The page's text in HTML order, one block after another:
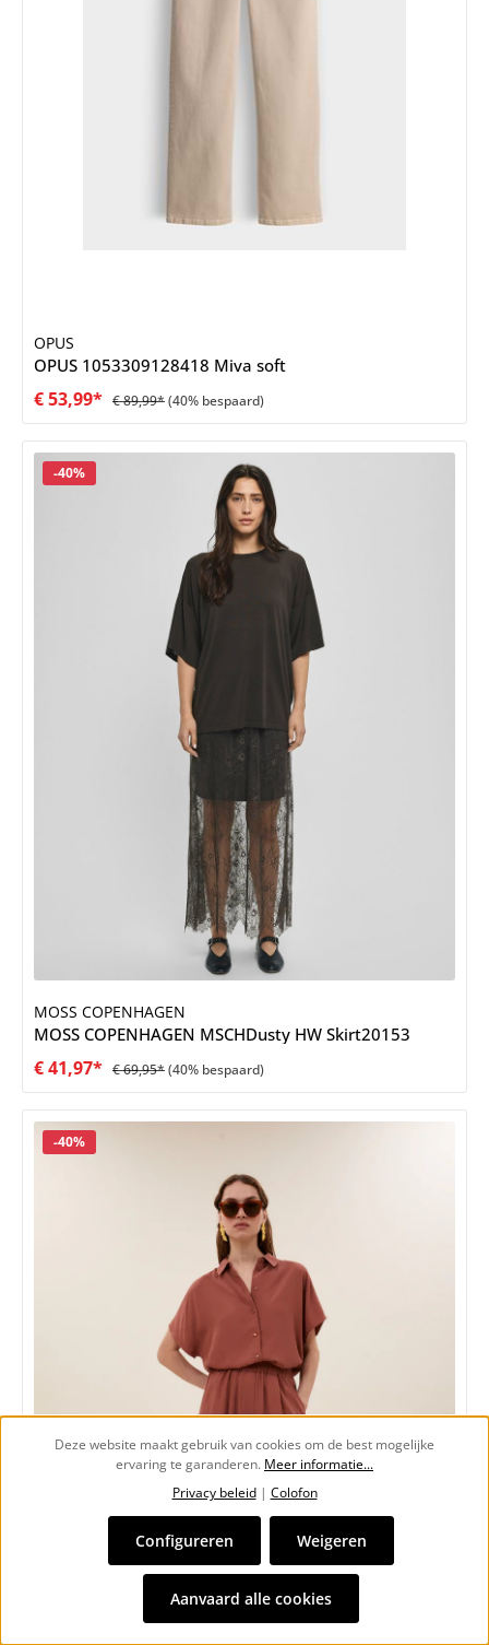
OPUS
OPUS 1053309128418 Miva soft
€ 53,99* € 89,99*(40% bespaard)
Korting
-40%
MOSS COPENHAGEN
MOSS COPENHAGEN MSCHDusty HW Skirt20153
€ 41,97* € 69,95*(40% bespaard)
Korting
-40%
Deze website maakt gebruik van cookies om de best mogelijke
ervaring te garanderen. Meer informatie...
Privacy beleid| Colofon
Weigeren
Configureren
Aanvaard alle cookies